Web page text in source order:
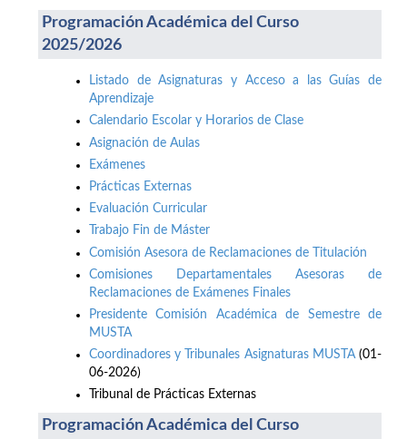
Programación Académica del Curso
2025/2026
Listado de Asignaturas y Acceso a las Guías de
Aprendizaje
Calendario Escolar y Horarios de Clase
Asignación de Aulas
Exámenes
Prácticas Externas
Evaluación Curricular
Trabajo Fin de Máster
Comisión Asesora de Reclamaciones de Titulación
Comisiones Departamentales Asesoras de
Reclamaciones de Exámenes Finales
Presidente Comisión Académica de Semestre de
MUSTA
Coordinadores y Tribunales Asignaturas MUSTA(01-
06-2026)
Tribunal de Prácticas Externas
Programación Académica del Curso